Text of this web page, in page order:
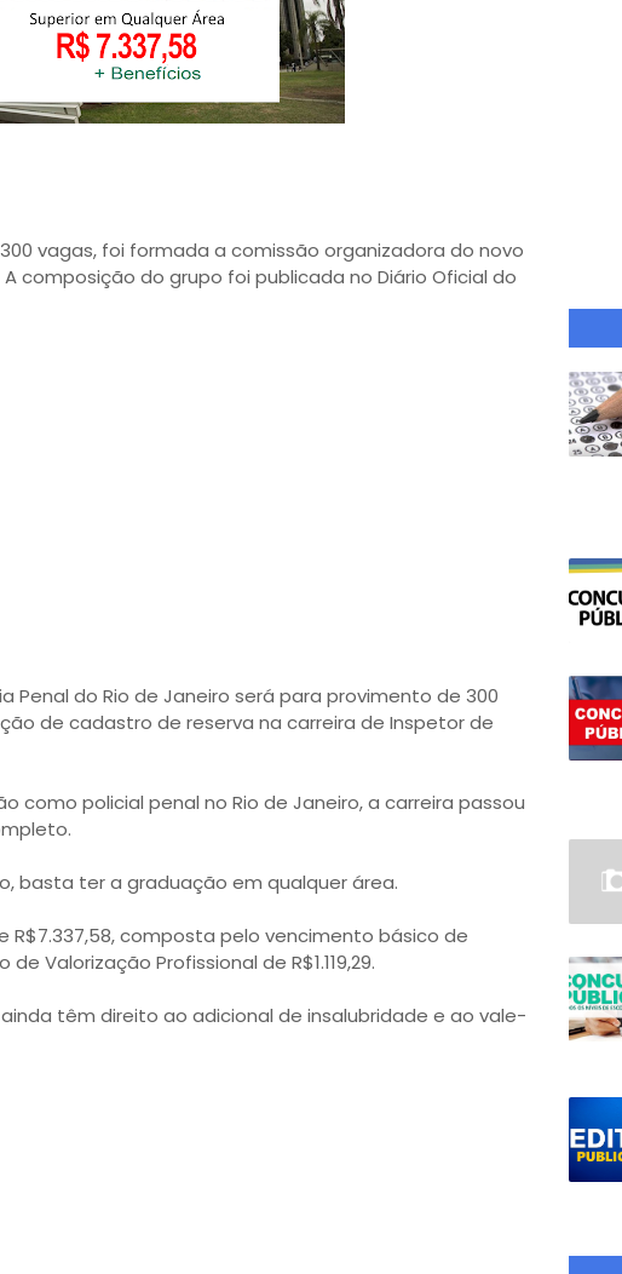
vagas, foi formada a comissão organizadora do novo
A composição do grupo foi publicada no Diário Oficial do
Penal do Rio de Janeiro será para provimento de 300
de cadastro de reserva na carreira de Inspetor de
como policial penal no Rio de Janeiro, a carreira passou
basta ter a graduação em qualquer área.
R$7.337,58, composta pelo vencimento básico de
de Valorização Profissional de R$1.119,29.
têm direito ao adicional de insalubridade e ao vale-